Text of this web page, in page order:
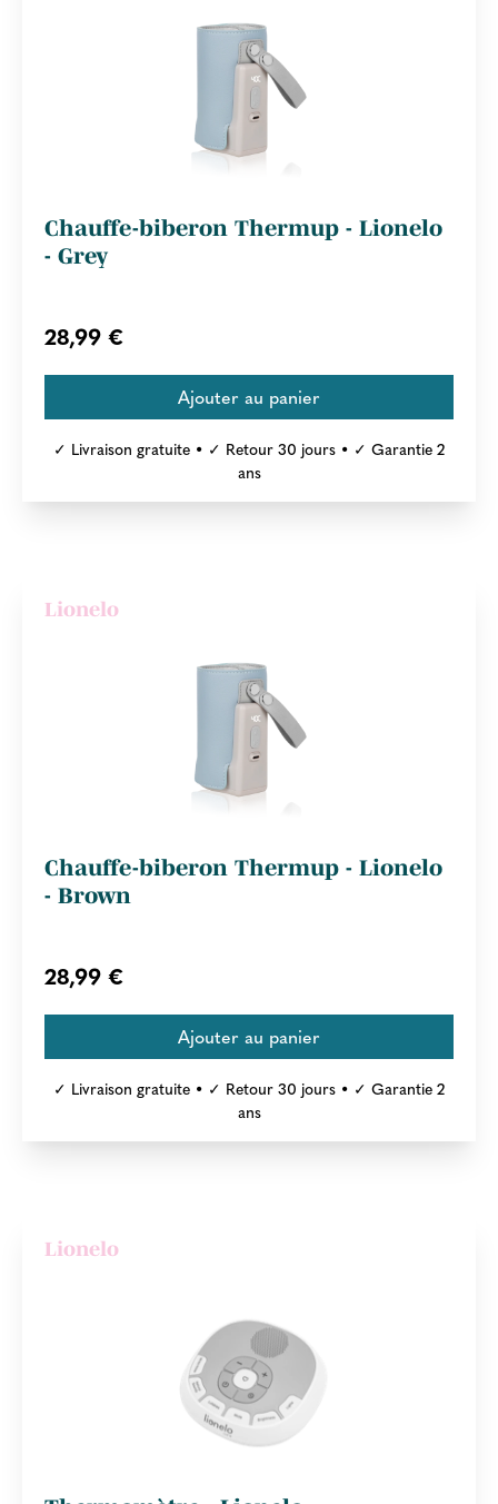
Chauffe-biberon Thermup - Lionelo
- Grey
28,99 €
✓ Livraison gratuite • ✓ Retour 30 jours • ✓ Garantie 2
ans
Lionelo
Chauffe-biberon Thermup - Lionelo
- Brown
28,99 €
✓ Livraison gratuite • ✓ Retour 30 jours • ✓ Garantie 2
ans
Lionelo